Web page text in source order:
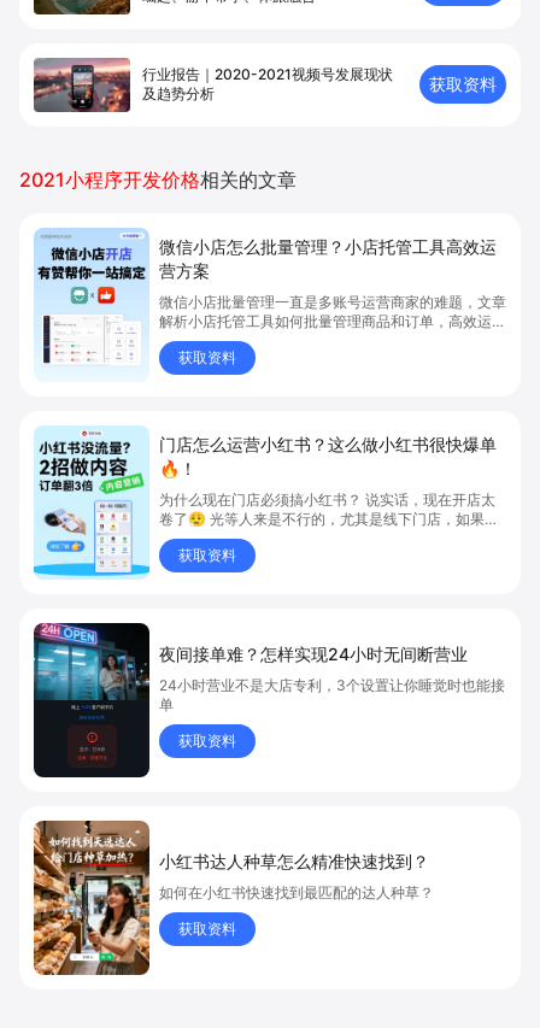
行业报告｜2020-2021视频号发展现状
及趋势分析
获取资料
2021小程序开发价格相关的文章
微信小店怎么批量管理？小店托管工具高效运
营方案
微信小店批量管理一直是多账号运营商家的难题，文章
解析小店托管工具如何批量管理商品和订单，高效运营
多账号微信小店。通过智能同步、AI运营托管和丰富营
销玩法，全面提升门店管理效率。点击了解微信小店批
量管理、高效托管的实用方案！
获取资料
门店怎么运营小红书？这么做小红书很快爆单
🔥！
为什么现在门店必须搞小红书？ 说实话，现在开店太
卷了😮‍💨 光等人来是不行的，尤其是线下门店，如果你
还没开始做小红书，那真的就是“闭着眼放弃客流”🚪
💸 获取资料
夜间接单难？怎样实现24小时无间断营业
24小时营业不是大店专利，3个设置让你睡觉时也能接
单
获取资料
小红书达人种草怎么精准快速找到？
如何在小红书快速找到最匹配的达人种草？
获取资料